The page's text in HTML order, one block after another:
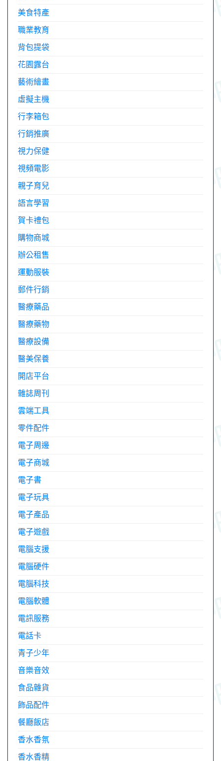
美食特產
職業教育
背包提袋
花園露台
藝術繪畫
虛擬主機
行李箱包
行銷推廣
視力保健
視頻電影
親子育兒
語言學習
賀卡禮包
購物商城
辦公租售
運動服裝
郵件行銷
醫療藥品
醫療藥物
醫療設備
醫美保養
開店平台
雜誌周刊
雲端工具
零件配件
電子周邊
電子商城
電子書
電子玩具
電子產品
電子遊戲
電腦支援
電腦硬件
電腦科技
電腦軟體
電訊服務
電話卡
青子少年
音樂音效
食品雜貨
飾品配件
餐廳飯店
香水香氛
香水香精